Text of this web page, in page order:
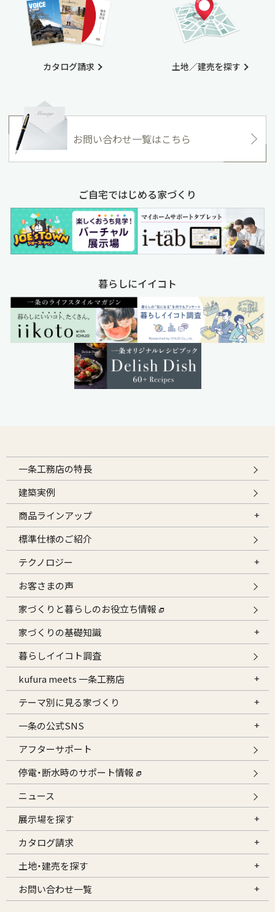
カタログ請求 土地／建売を探す
お問い合わせ一覧はこちら
ご自宅ではじめる家づくり
暮らしにイイコト
一条工務店の特長
建築実例
商品ラインアップ
標準仕様のご紹介
テクノロジー
お客さまの声
家づくりと暮らしのお役立ち情報
家づくりの基礎知識
暮らしイイコト調査
kufura meets 一条工務店
テーマ別に見る家づくり
一条の公式SNS
アフターサポート
停電・断水時のサポート情報
ニュース
展示場を探す
カタログ請求
土地・建売を探す
お問い合わせ一覧